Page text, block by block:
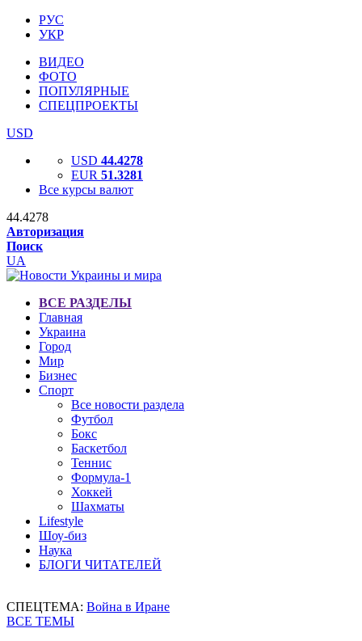
РУС
УКР
ВИДЕО
ФОТО
ПОПУЛЯРНЫЕ
СПЕЦПРОЕКТЫ
USD
USD 44.4278
EUR 51.3281
Все курсы валют
44.4278
Авторизация
Поиск
UA
ВСЕ РАЗДЕЛЫ
Главная
Украина
Город
Мир
Бизнес
Спорт
Все новости раздела
Футбол
Бокс
Баскетбол
Теннис
Формула-1
Хоккей
Шахматы
Lifestyle
Шоу-биз
Наука
БЛОГИ ЧИТАТЕЛЕЙ
СПЕЦТЕМА: Война в Иране
ВСЕ ТЕМЫ